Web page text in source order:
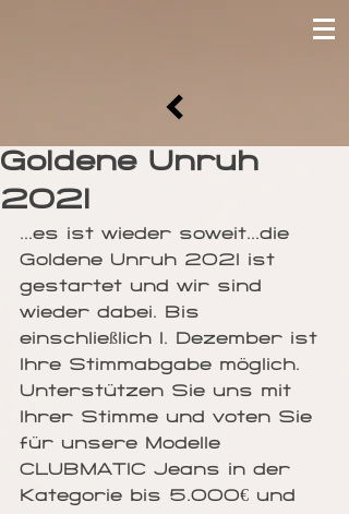
Goldene Unruh
2021
...es ist wieder soweit...die
Goldene Unruh 2021 ist
gestartet und wir sind
wieder dabei. Bis
einschließlich 1. Dezember ist
Ihre Stimmabgabe möglich.
Unterstützen Sie uns mit
Ihrer Stimme und voten Sie
für unsere Modelle
CLUBMATIC Jeans in der
Kategorie bis 5.000€ und